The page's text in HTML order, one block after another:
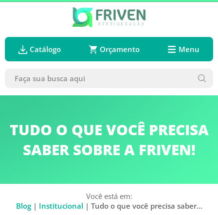
Catálogo Orçamento Menu
TUDO O QUE VOCÊ PRECISA
SABER SOBRE A FRIVEN!
Você está em:
Blog| Institucional | Tudo o que você precisa saber...